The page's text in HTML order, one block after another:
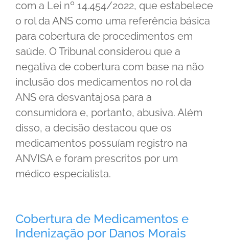
com a Lei nº 14.454/2022, que estabelece
o rol da ANS como uma referência básica
para cobertura de procedimentos em
saúde. O Tribunal considerou que a
negativa de cobertura com base na não
inclusão dos medicamentos no rol da
ANS era desvantajosa para a
consumidora e, portanto, abusiva. Além
disso, a decisão destacou que os
medicamentos possuíam registro na
ANVISA e foram prescritos por um
médico especialista.
Cobertura de Medicamentos e
Indenização por Danos Morais